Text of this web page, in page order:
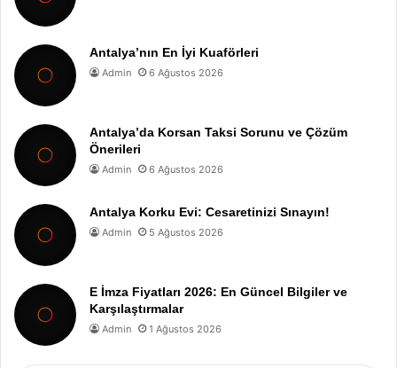
Antalya’nın En İyi Kuaförleri
Admin 6 Ağustos 2026
Antalya’da Korsan Taksi Sorunu ve Çözüm
Önerileri
Admin 6 Ağustos 2026
Antalya Korku Evi: Cesaretinizi Sınayın!
Admin 5 Ağustos 2026
E İmza Fiyatları 2026: En Güncel Bilgiler ve
Karşılaştırmalar
Admin 1 Ağustos 2026